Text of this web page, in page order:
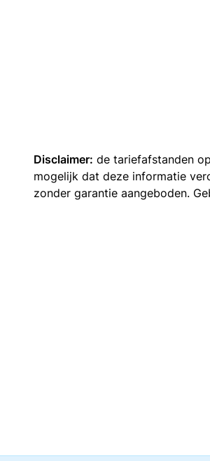
Disclaimer: de tariefafstanden
mogelijk dat deze informatie
zonder garantie aangeboden.